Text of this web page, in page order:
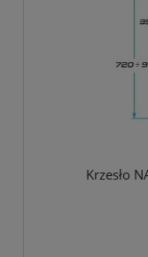
Krzesło